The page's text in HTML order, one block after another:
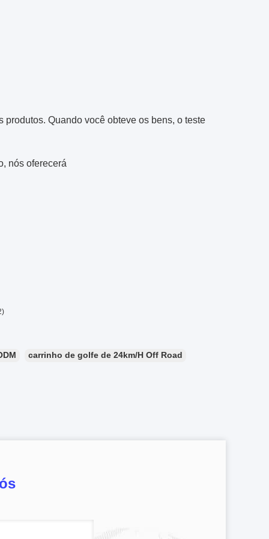
Quando você obteve os bens, o teste
nós oferecerá
carrinho de golfe de 24km/H Off Road